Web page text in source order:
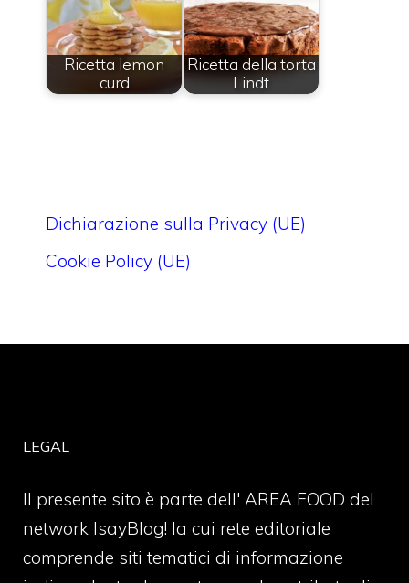
Ricetta lemon
curd
Ricetta della torta
Lindt
Dichiarazione sulla Privacy (UE)
Cookie Policy (UE)
LEGAL
Il presente sito è parte dell' AREA FOOD del
network IsayBlog! la cui rete editoriale
comprende siti tematici di informazione